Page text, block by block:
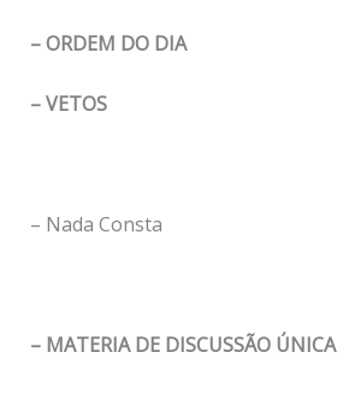
– ORDEM DO DIA
– VETOS
– Nada Consta
– MATERIA DE DISCUSSÃO ÚNICA